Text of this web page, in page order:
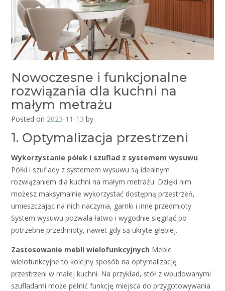
Nowoczesne i funkcjonalne
rozwiązania dla kuchni na
małym metrażu
Posted on 2023-11-13 by
1. Optymalizacja przestrzeni
Wykorzystanie półek i szuflad z systemem wysuwu
Półki i szuflady z systemem wysuwu są idealnym
rozwiązaniem dla kuchni na małym metrażu. Dzięki nim
możesz maksymalnie wykorzystać dostępną przestrzeń,
umieszczając na nich naczynia, garnki i inne przedmioty.
System wysuwu pozwala łatwo i wygodnie sięgnąć po
potrzebne przedmioty, nawet gdy są ukryte głębiej.
Zastosowanie mebli wielofunkcyjnych Meble
wielofunkcyjne to kolejny sposób na optymalizację
przestrzeni w małej kuchni. Na przykład, stół z wbudowanymi
szufladami może pełnić funkcję miejsca do przygotowywania